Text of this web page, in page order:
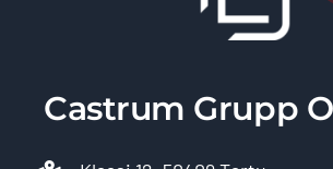
Castrum Grupp